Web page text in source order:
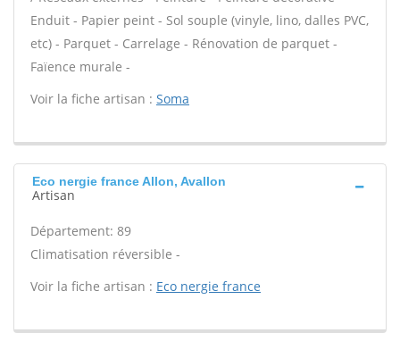
Enduit - Papier peint - Sol souple (vinyle, lino, dalles PVC,
etc) - Parquet - Carrelage - Rénovation de parquet -
Faïence murale -
Voir la fiche artisan : Soma
Eco nergie france Allon, Avallon
Artisan
Département: 89
Climatisation réversible -
Voir la fiche artisan : Eco nergie france